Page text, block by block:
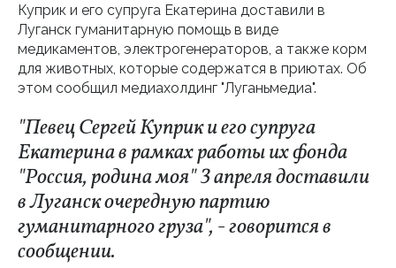
Куприк и его супруга Екатерина доставили в
Луганск гуманитарную помощь в виде
медикаментов, электрогенераторов, а также корм
для животных, которые содержатся в приютах. Об
этом сообщил медиахолдинг "Луганьмедиа".
"Певец Сергей Куприк и его супруга
Екатерина в рамках работы их фонда
"Россия, родина моя" 3 апреля доставили
в Луганск очередную партию
гуманитарного груза", - говорится в
сообщении.